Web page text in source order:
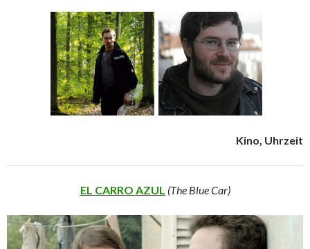
Kino, Uhrzeit
EL CARRO AZUL (The Blue Car)